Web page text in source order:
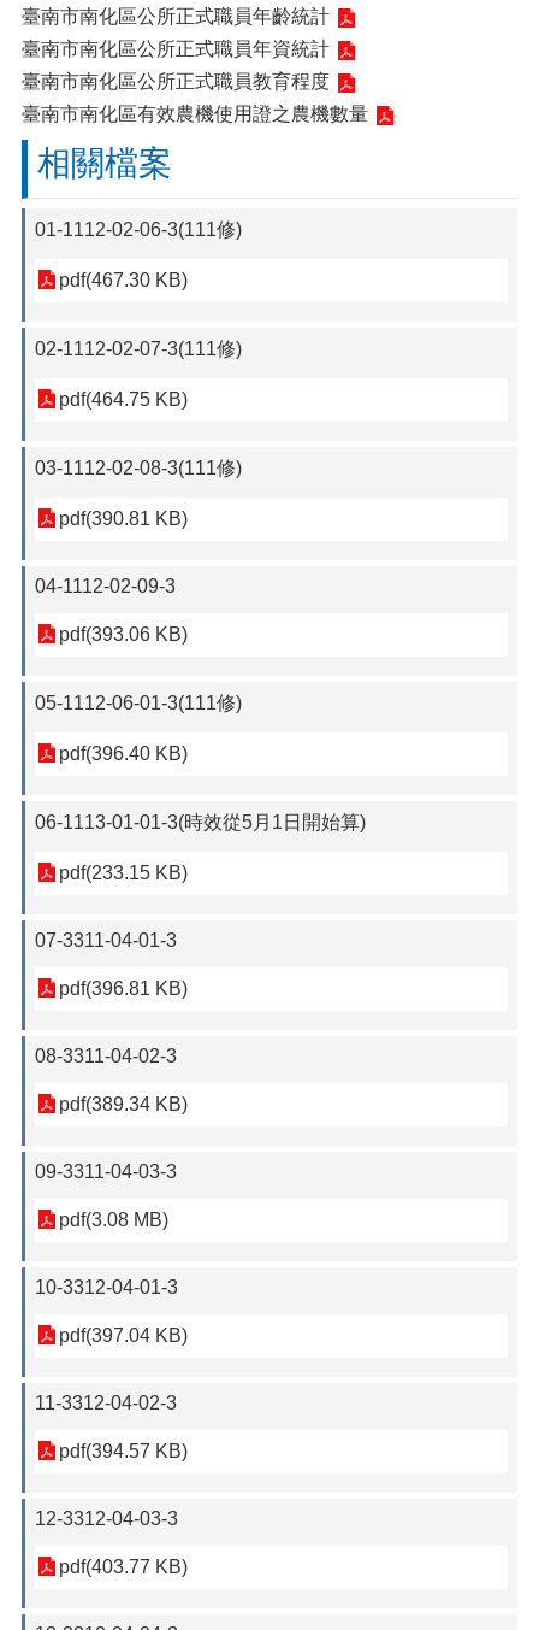
臺南市南化區公所正式職員年齡統計
臺南市南化區公所正式職員年資統計
臺南市南化區公所正式職員教育程度
臺南市南化區有效農機使用證之農機數量
相關檔案
01-1112-02-06-3(111修)
pdf(467.30 KB)
02-1112-02-07-3(111修)
pdf(464.75 KB)
03-1112-02-08-3(111修)
pdf(390.81 KB)
04-1112-02-09-3
pdf(393.06 KB)
05-1112-06-01-3(111修)
pdf(396.40 KB)
06-1113-01-01-3(時效從5月1日開始算)
pdf(233.15 KB)
07-3311-04-01-3
pdf(396.81 KB)
08-3311-04-02-3
pdf(389.34 KB)
09-3311-04-03-3
pdf(3.08 MB)
10-3312-04-01-3
pdf(397.04 KB)
11-3312-04-02-3
pdf(394.57 KB)
12-3312-04-03-3
pdf(403.77 KB)